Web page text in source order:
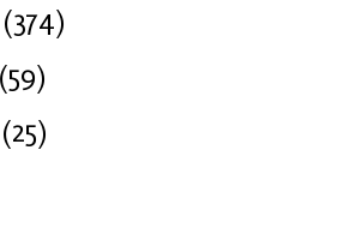
(374)
(59)
(25)